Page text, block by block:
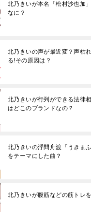
北乃きいが本名「松村沙也加
なに？
北乃きいの声が最近変？声枯
る!その原因は？
北乃きいが行列ができる法律
はどこのブランドなの？
北乃きいの浮間舟渡「うきま
をテーマにした曲？
北乃きいが腹筋などの筋トレ